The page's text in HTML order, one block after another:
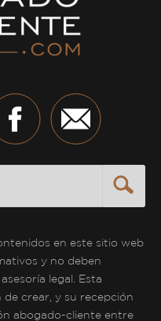
en este sitio web
y no deben
legal. Esta
crear, y su recepción
abogado-cliente entre